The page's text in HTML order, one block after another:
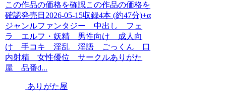
この作品の価格を確認この作品の価格を
確認発売日2026-05-15収録4本 (約47分)+α
ジャンルファンタジー 中出し フェ
ラ エルフ・妖精 男性向け 成人向
け 手コキ 淫乱 淫語 ごっくん 口
内射精 女性優位 サークルありがた
屋 品番d...
ありがた屋